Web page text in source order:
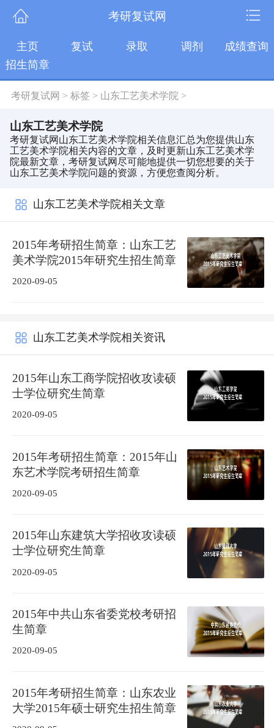
考研复试网
主页 复试 录取 调剂
成绩查询
招生简章
考研复试网 > 标签 > 山东工艺美术学院 >
山东工艺美术学院
考研复试网山东工艺美术学院相关信息汇总为您提供山东
工艺美术学院相关内容的文章，及时更新山东工艺美术学
院最新文章，考研复试网尽可能地提供一切您想要的关于
山东工艺美术学院问题的资源，方便您查阅分析。
山东工艺美术学院相关文章
2015年考研招生简章：山东工艺
美术学院2015年研究生招生简章
2020-09-05
山东工艺美术学院相关资讯
2015年山东工商学院招收攻读硕
士学位研究生简章
2020-09-05
2015年考研招生简章：2015年山
东艺术学院考研招生简章
2020-09-05
2015年山东建筑大学招收攻读硕
士学位研究生简章
2020-09-05
2015年中共山东省委党校考研招
生简章
2020-09-05
2015年考研招生简章：山东农业
大学2015年硕士研究生招生简章